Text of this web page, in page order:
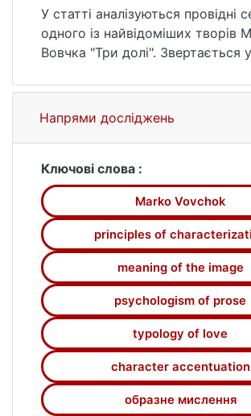
У статті аналізуються провідні
одного із найвідоміших творів
Вовчка "Три долі". Звертається
письменниці, її спостережень
акцентуацій характерів героїв
провідним тезам філософії
митцями і наразі продовжує
досліджуватися психологами та
психоаналітиками.
Стверджується, що авторка,
зосередившись на аналізі
спонукала читачів усвідомити
стереотипних уявлень щодо
почуття і стану, що може бути
поясненим і об'єктивно
Напрями досліджень
Ключові слова :
Marko Vovchok
principles of
meaning of the image
psychologism of prose
typology of love
character accentuation
образне мислення